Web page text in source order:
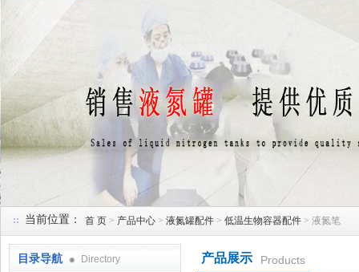
当前位置： 首 页 > 产品中心 > 液氮罐配件 > 低温生物容器配件 > 液氮笔
目录导航 Directory 产品展示 Products